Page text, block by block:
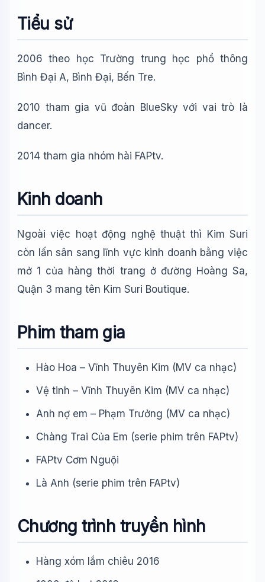
Tiểu sử
2006 theo học Trường trung học phổ thông
Bình Đại A, Bình Đại, Bến Tre.
2010 tham gia vũ đoàn BlueSky với vai trò là
dancer.
2014 tham gia nhóm hài FAPtv.
Kinh doanh
Ngoài việc hoạt động nghệ thuật thì Kim Suri
còn lấn sân sang lĩnh vực kinh doanh bằng việc
mở 1 của hàng thời trang ở đường Hoàng Sa,
Quận 3 mang tên Kim Suri Boutique.
Phim tham gia
Hào Hoa – Vĩnh Thuyên Kim (MV ca nhạc)
Vệ tinh – Vĩnh Thuyên Kim (MV ca nhạc)
Anh nợ em – Phạm Trưởng (MV ca nhạc)
Chàng Trai Của Em (serie phim trên FAPtv)
FAPtv Cơm Nguội
Là Anh (serie phim trên FAPtv)
Chương trình truyền hình
Hàng xóm lắm chiêu 2016
Tôi là trợ lý AI của TuDienWiki. Hãy hỏi tôi bất kỳ điều gì
📚 Lịch sử Việt Nam